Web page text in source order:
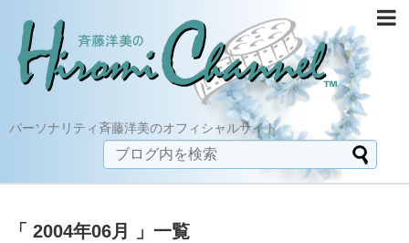
パーソナリティ斉藤洋美のオフィシャルサイト
「 2004年06月 」一覧